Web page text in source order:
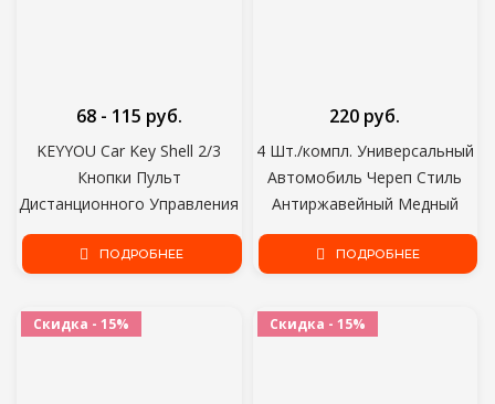
KEYYOU Car Key Shell 2/3
Кнопки Пульт
Дистанционного Управления
Чехол Для Toyota Yaris Camry
Corolla Для Lexus Es Rx Is Lx
GX460
68 - 115 руб.
ПОДРОБНЕЕ
4 Шт./компл. Универсальный
Автомобиль Череп Стиль
Антиржавейный Медный
Сердечник Мотоцикл
Велосипед Автомобиль
Шток Крышки
220 руб.
ПОДРОБНЕЕ
Скидка - 15% Скидка - 15%